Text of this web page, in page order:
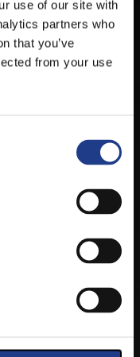
use of our site with
partners who
that you’ve
from your use
ONLINE!